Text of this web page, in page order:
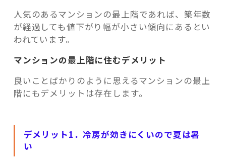
人気のあるマンションの最上階であれば、築年数
が経過しても値下がり幅が小さい傾向にあるとい
われています。
マンションの最上階に住むデメリット
良いことばかりのように思えるマンションの最上
階にもデメリットは存在します。
デメリット1．冷房が効きにくいので夏は暑
い